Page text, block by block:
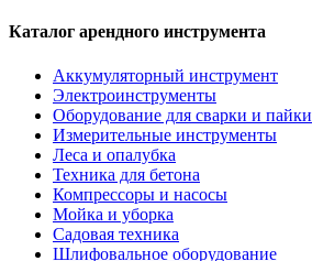
Каталог арендного инструмента
Аккумуляторный инструмент
Электроинструменты
Оборудование для сварки и пайки
Измерительные инструменты
Леса и опалубка
Техника для бетона
Компрессоры и насосы
Мойка и уборка
Садовая техника
Шлифовальное оборудование